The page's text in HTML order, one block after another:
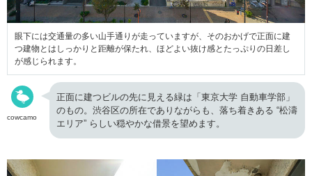
眼下には交通量の多い山手通りが走っていますが、そのおかげで正面に建
つ建物とはしっかりと距離が保たれ、ほどよい抜け感とたっぷりの日差し
が感じられます。
cowcamo
正面に建つビルの先に見える緑は「東京大学 自動車学部」
のもの。渋谷区の所在でありながらも、落ち着きある “松濤
エリア” らしい穏やかな借景を望めます。